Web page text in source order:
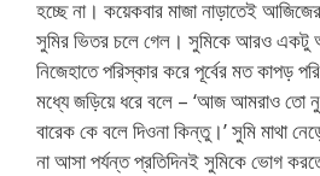
হচ্ছে না। কয়েকবার মাজা নাড়াতেই
সুমির ভিতর চলে গেল। সুমিকে আরও একটু
নিজেহাতে পরিস্কার করে পূর্বের মত কাপড়
মধ্যে জড়িয়ে ধরে বলে – ‘আজ আমরাও তো
বারেক কে বলে দিওনা কিন্তু।’ সুমি মাথা
না আসা পর্যন্ত প্রতিদিনই সুমিকে ভোগ